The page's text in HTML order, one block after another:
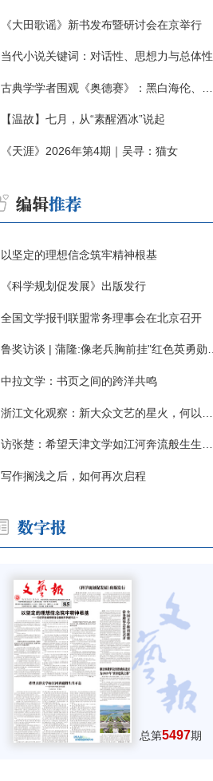
《大田歌谣》新书发布暨研讨会在京举行
当代小说关键词：对话性、思想力与总体性
古典学学者围观《奥德赛》：黑白海伦、佩涅罗佩的别针与神秘入侵者
【温故】七月，从“素醒酒冰”说起
《天涯》2026年第4期｜吴寻：猫女
以坚定的理想信念筑牢精神根基
《科学规划促发展》出版发行
全国文学报刊联盟常务理事会在北京召开
鲁奖访谈 | 蒲隆:像老兵胸前挂"红色英勇勋章"
中拉文学：书页之间的跨洋共鸣
浙江文化观察：新大众文艺的星火，何以燎原？
访张楚：希望天津文学如江河奔流般生生不息
写作搁浅之后，如何再次启程
总第5497期